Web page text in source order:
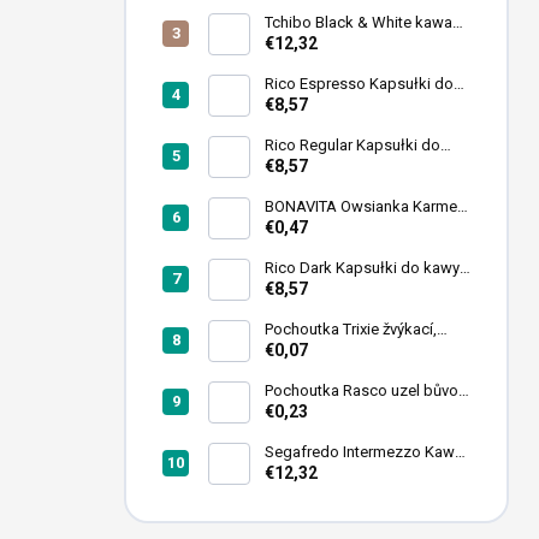
Tchibo Black & White kawa
ziarnista 1 kg
€12,32
Rico Espresso Kapsułki do
kawy 102 szt
€8,57
Rico Regular Kapsułki do
kawy 102 szt
€8,57
BONAVITA Owsianka Karmel i
Migdały 55 g
€0,47
Rico Dark Kapsułki do kawy
102 szt
€8,57
Pochoutka Trixie žvýkací,
tyčinky mix 12cmx9-10mm
€0,07
Pochoutka Rasco uzel bůvolí
bílý 6,26cm 50ks
€0,23
Segafredo Intermezzo Kawa
ziarnista 1kg
€12,32